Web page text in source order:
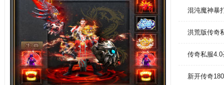
混沌魔神暴
洪荒版传奇
传奇私服
新开传奇